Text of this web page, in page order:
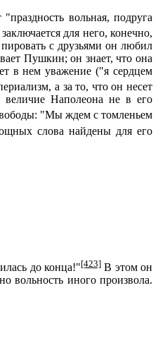
вольная, подруга
для него, конечно,
с друзьями он любил
Пушкин; он знает, что она
в нем уважение ("я сердцем
а за то, что он несет
Наполеона не в его
"Мы ждем с томленьем
слова найдены для его
до конца!"[423] В этом он
вольность иного произвола.